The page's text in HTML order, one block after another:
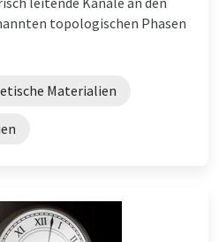
topologischen Phasen
Materialien